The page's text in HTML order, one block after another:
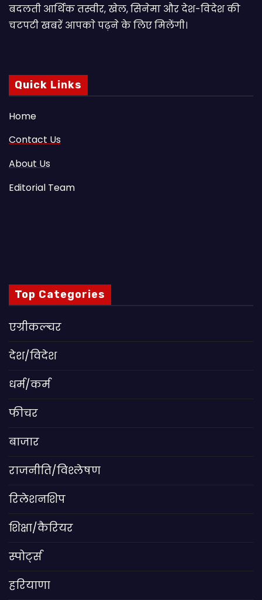
बदलती आर्थिक तस्वीर, खेल, सिनेमा और देश-विदेश की
चटपटी खबरें आपकाे पढ़ने के लिए मिलेंगी।
Quick Links
Home
Contact Us
About Us
Editorial Team
Top Categories
एग्रीकल्चर
देश/विदेश
धर्म/कर्म
फीचर
बाजार
राजनीति/विश्लेषण
रिलेशनशिप
शिक्षा/कैरियर
स्पोर्ट्स
हरियाणा